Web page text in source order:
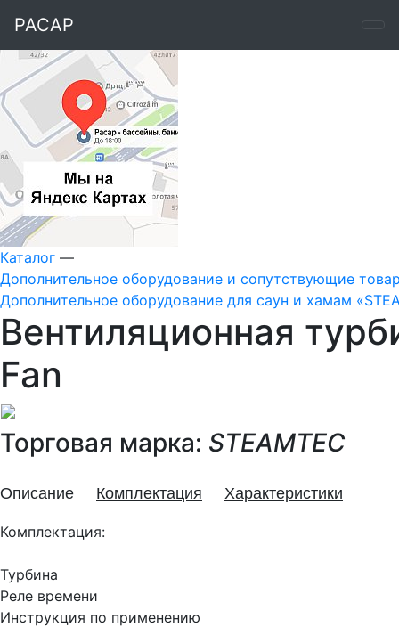
РАСАР
Каталог —
Дополнительное оборудование и сопутствующие
Дополнительное оборудование для саун и хамам
Вентиляционная
Fan
Торговая марка: STEAMTEC
Описание Комплектация Характеристики
Комплектация:
Турбина
Реле времени
Инструкция по применению